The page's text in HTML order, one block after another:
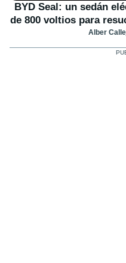
BYD Seal: un sedán
de 800 voltios para
Alber